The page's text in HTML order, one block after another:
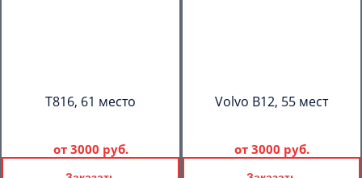
T816, 61 место
от 3000 руб.
Volvo B12, 55 мест
от 3000 руб.